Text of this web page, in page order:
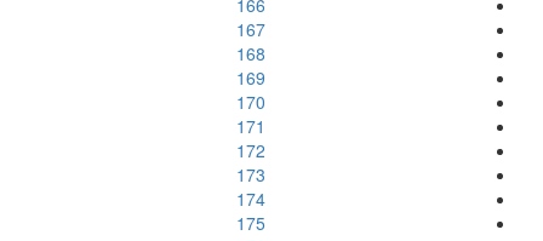
166
167
168
169
170
171
172
173
174
175